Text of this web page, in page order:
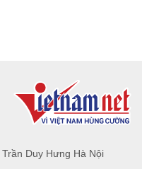
Duy Hưng Hà Nội